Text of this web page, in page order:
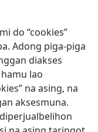
do “cookies”
Adong piga-piga
diakses
lao
na asing, na
aksesmuna.